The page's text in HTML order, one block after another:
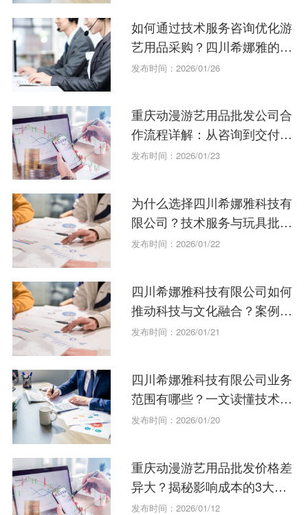
如何通过技术服务咨询优化游
艺用品采购？四川希娜雅的专
业建议
发布时间：2026/01/26
重庆动漫游艺用品批发公司合
作流程详解：从咨询到交付的
每一步
发布时间：2026/01/23
为什么选择四川希娜雅科技有
限公司？技术服务与玩具批发
的双重优势。
发布时间：2026/01/22
四川希娜雅科技有限公司如何
推动科技与文化融合？案例分
享
发布时间：2026/01/21
四川希娜雅科技有限公司业务
范围有哪些？一文读懂技术服
务与文化融合。
发布时间：2026/01/20
重庆动漫游艺用品批发价格差
异大？揭秘影响成本的3大因
素
发布时间：2026/01/12